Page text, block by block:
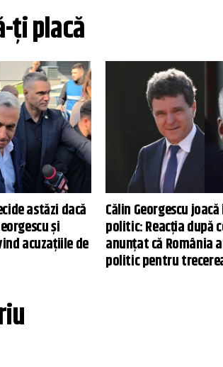
ți placă
astăzi dacă
și
acuzațiile de
Călin Georgescu
politic: Reacția după
anunțat că România
politic pentru